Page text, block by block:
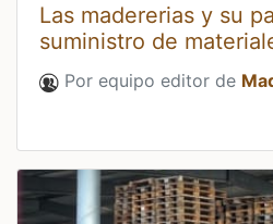
Las madererias y su
suministro de
Por equipo editor de